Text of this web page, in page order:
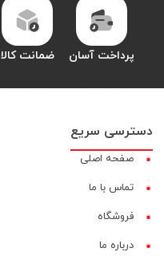
پرداخت آسان ضمانت کالا
دسترسی سریع
صفحه اصلی
تماس با ما
فروشگاه
درباره ما